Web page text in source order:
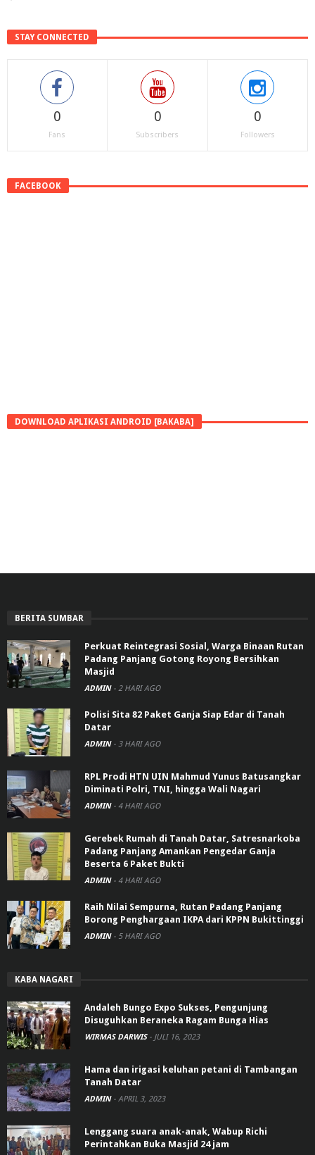
STAY CONNECTED
0
Fans
0
Subscribers
0
Followers
FACEBOOK
DOWNLOAD APLIKASI ANDROID [BAKABA]
BERITA SUMBAR
Perkuat Reintegrasi Sosial, Warga Binaan Rutan
Padang Panjang Gotong Royong Bersihkan
Masjid
ADMIN - 2 HARI AGO
Polisi Sita 82 Paket Ganja Siap Edar di Tanah
Datar
ADMIN - 3 HARI AGO
RPL Prodi HTN UIN Mahmud Yunus Batusangkar
Diminati Polri, TNI, hingga Wali Nagari
ADMIN - 4 HARI AGO
Gerebek Rumah di Tanah Datar, Satresnarkoba
Padang Panjang Amankan Pengedar Ganja
Beserta 6 Paket Bukti
ADMIN - 4 HARI AGO
Raih Nilai Sempurna, Rutan Padang Panjang
Borong Penghargaan IKPA dari KPPN Bukittinggi
ADMIN - 5 HARI AGO
KABA NAGARI
Andaleh Bungo Expo Sukses, Pengunjung
Disuguhkan Beraneka Ragam Bunga Hias
WIRMAS DARWIS - JULI 16, 2023
Hama dan irigasi keluhan petani di Tambangan
Tanah Datar
ADMIN - APRIL 3, 2023
Lenggang suara anak-anak, Wabup Richi
Perintahkan Buka Masjid 24 jam